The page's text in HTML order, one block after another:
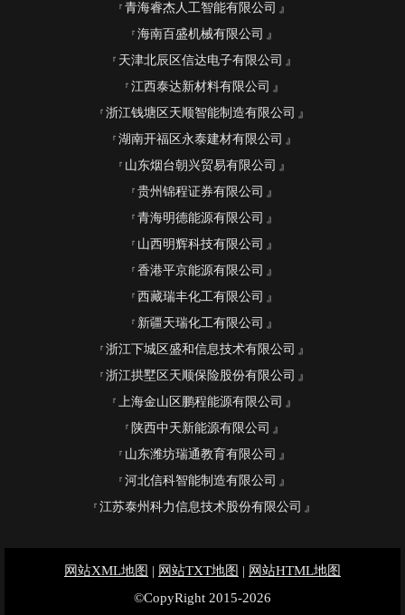
青海睿杰人工智能有限公司
海南百盛机械有限公司
天津北辰区信达电子有限公司
江西泰达新材料有限公司
浙江钱塘区天顺智能制造有限公司
湖南开福区永泰建材有限公司
山东烟台朝兴贸易有限公司
贵州锦程证券有限公司
青海明德能源有限公司
山西明辉科技有限公司
香港平京能源有限公司
西藏瑞丰化工有限公司
新疆天瑞化工有限公司
浙江下城区盛和信息技术有限公司
浙江拱墅区天顺保险股份有限公司
上海金山区鹏程能源有限公司
陕西中天新能源有限公司
山东潍坊瑞通教育有限公司
河北信科智能制造有限公司
江苏泰州科力信息技术股份有限公司
网站XML地图 | 网站TXT地图 | 网站HTML地图
©CopyRight 2015-2026